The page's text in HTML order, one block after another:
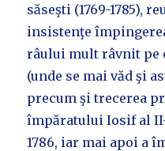
săseşti (1769-1785),
insistenţe
râului mult râvnit pe
(unde se mai văd şi
precum şi trecerea
împăratului Iosif al II-
1786, iar mai apoi a